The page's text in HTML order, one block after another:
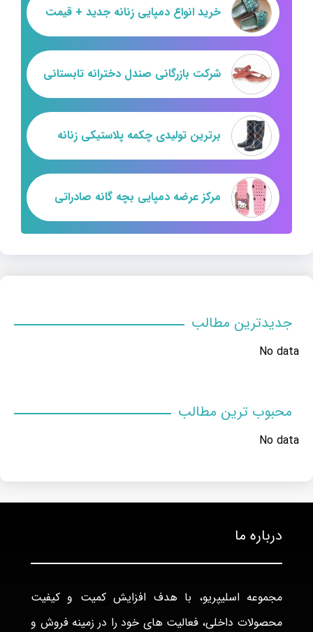
خرید انواع دمپایی زنانه جدید + قیمت
شرکت بازرگانی صندل دخترانه تابستانی
برترین تولیدی چکمه پلاستیکی زنانه
مرکز عرضه دمپایی بچه گانه صادراتی
جدیدترین مطالب
No data
محبوب ترین مطالب
No data
درباره ما
مجموعه اسلیپریو، با هدف افزایش کمیت و کیفیت
محصولات داخلی، فعالیت های خود را در زمینه فروش و